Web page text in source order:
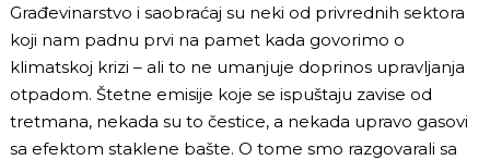
Građevinarstvo i saobraćaj su neki od privrednih sektora
koji nam padnu prvi na pamet kada govorimo o
klimatskoj krizi – ali to ne umanjuje doprinos upravljanja
otpadom. Štetne emisije koje se ispuštaju zavise od
tretmana, nekada su to čestice, a nekada upravo gasovi
sa efektom staklene bašte. O tome smo razgovarali sa